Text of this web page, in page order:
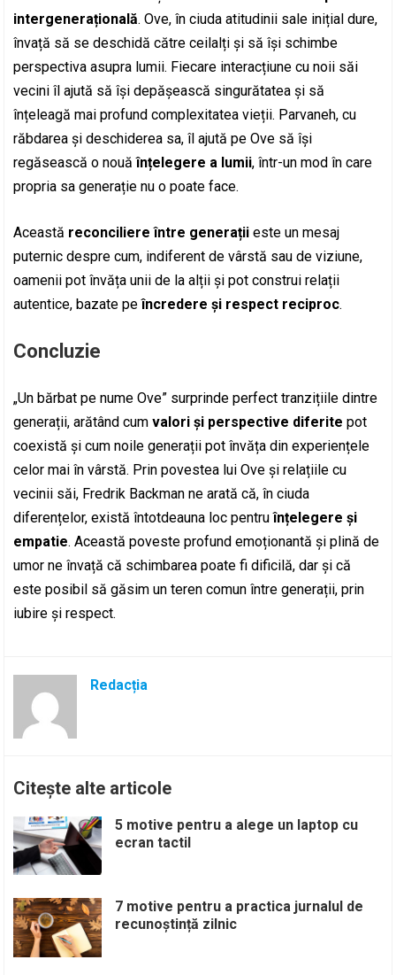
intergenerațională. Ove, în ciuda atitudinii sale inițial dure,
învață să se deschidă către ceilalți și să își schimbe
perspectiva asupra lumii. Fiecare interacțiune cu noii săi
vecini îl ajută să își depășească singurătatea și să
înțeleagă mai profund complexitatea vieții. Parvaneh, cu
răbdarea și deschiderea sa, îl ajută pe Ove să își
regăsească o nouăînțelegere a lumii, într-un mod în care
propria sa generație nu o poate face.
Această reconciliere între generații este un mesaj
puternic despre cum, indiferent de vârstă sau de viziune,
oamenii pot învăța unii de la alții și pot construi relații
autentice, bazate peîncredere și respect reciproc.
Concluzie
„Un bărbat pe nume Ove” surprinde perfect tranzițiile dintre
generații, arătând cumvalori și perspective diferite pot
coexistă și cum noile generații pot învăța din experiențele
celor mai în vârstă. Prin povestea lui Ove și relațiile cu
vecinii săi, Fredrik Backman ne arată că, în ciuda
diferențelor, există întotdeauna loc pentruînțelegere și
empatie. Această poveste profund emoționantă și plină de
umor ne învață că schimbarea poate fi dificilă, dar și că
este posibil să găsim un teren comun între generații, prin
iubire și respect.
Redacția
Citește alte articole
5 motive pentru a alege un laptop cu
ecran tactil
7 motive pentru a practica jurnalul de
recunoștință zilnic